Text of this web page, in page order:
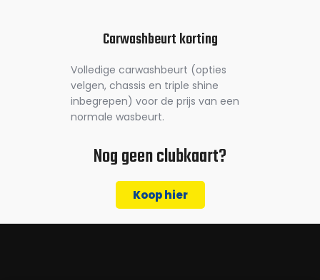
Carwashbeurt korting
Volledige carwashbeurt (opties
velgen, chassis en triple shine
inbegrepen) voor de prijs van een
normale wasbeurt.
Nog geen clubkaart?
Koop hier